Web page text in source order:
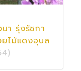
า รุ่งรัชกา
ไม้แดงอุบล